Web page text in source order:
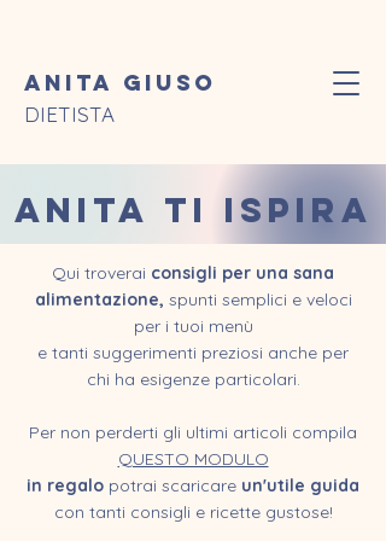
Anita Giuso
DIETISTA
ANITA TI ISPIRA
Qui troverai consigli per una sana
alimentazione, spunti semplici e veloci
per i tuoi menù
e tanti suggerimenti preziosi anche per
chi ha esigenze particolari.
Per non perderti gli ultimi articoli compila
QUESTO MODULO
in regalo potrai scaricare un'utile guida
con tanti consigli e ricette gustose!